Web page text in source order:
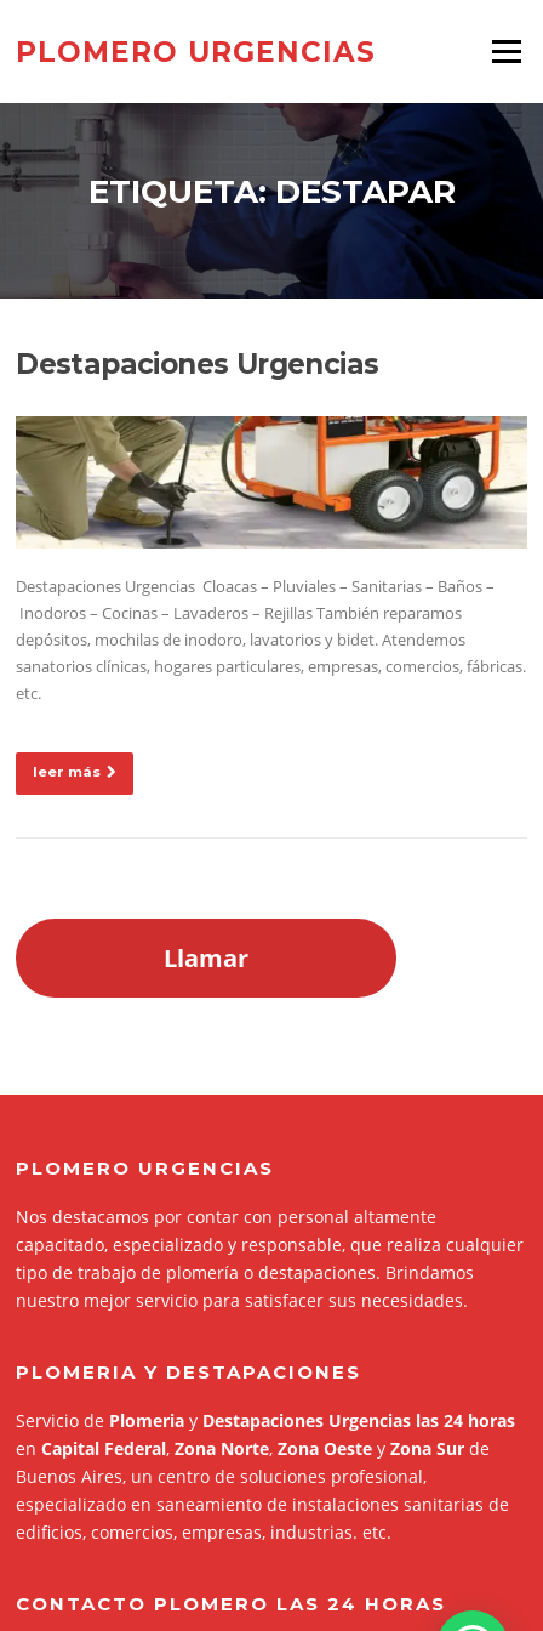
contenido
PLOMERO URGENCIAS Menú
ETIQUETA:DESTAPAR
Destapaciones Urgencias
Destapaciones Urgencias Cloacas – Pluviales – Sanitarias – Baños –
Inodoros – Cocinas – Lavaderos – Rejillas También reparamos
depósitos, mochilas de inodoro, lavatorios y bidet. Atendemos
sanatorios clínicas, hogares particulares, empresas, comercios, fábricas.
etc.
leer más
Llamar
PLOMERO URGENCIAS
Nos destacamos por contar con personal altamente
capacitado, especializado y responsable, que realiza cualquier
tipo de trabajo de plomería o destapaciones. Brindamos
nuestro mejor servicio para satisfacer sus necesidades.
PLOMERIA Y DESTAPACIONES
Servicio de Plomeria y Destapaciones Urgencias las 24 horas
enCapital Federal,Zona Norte,Zona Oeste yZona Sur de
Buenos Aires, un centro de soluciones profesional,
especializado en saneamiento de instalaciones sanitarias de
edificios, comercios, empresas, industrias. etc.
CONTACTO PLOMERO LAS 24 HORAS